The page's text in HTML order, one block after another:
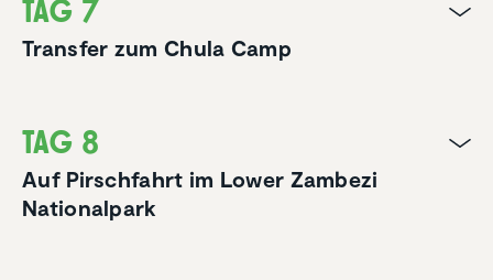
Tag 7
Transfer zum Chula Camp
Tag 8
Auf Pirschfahrt im Lower Zambezi
Nationalpark